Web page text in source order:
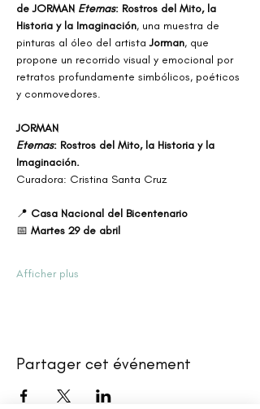
de JORMAN Eternas: Rostros del Mito, la
Historia y la Imaginación, una muestra de
pinturas al óleo del artista Jorman, que
propone un recorrido visual y emocional por
retratos profundamente simbólicos, poéticos
y conmovedores.
JORMAN
Eternas: Rostros del Mito, la Historia y la
Imaginación.
Curadora: Cristina Santa Cruz
📍 Casa Nacional del Bicentenario
📅 Martes 29 de abril
Afficher plus
Partager cet événement